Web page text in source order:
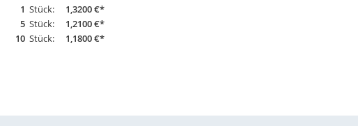
1 Stück:
1,3200 €*
5 Stück:
1,2100 €*
10 Stück: 1,1800 €*